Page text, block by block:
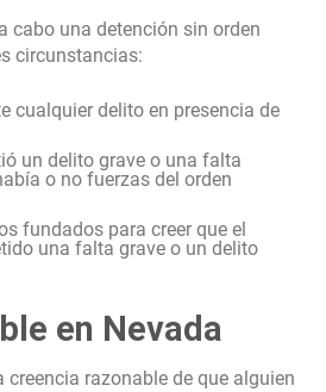
cabo una detención sin orden
circunstancias:
cualquier delito en presencia de
un delito grave o una falta
o no fuerzas del orden
fundados para creer que el
una falta grave o un delito
en Nevada
creencia razonable de que alguien